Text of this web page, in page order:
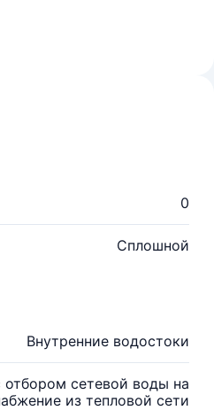
0
Сплошной
Внутренние водостоки
отбором сетевой воды на
из тепловой сети